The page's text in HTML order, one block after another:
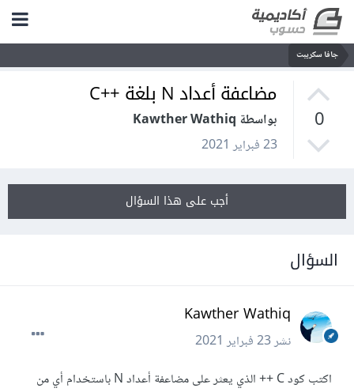
جافا سكريبت
0
مضاعفة أعداد N بلغة ++C
بواسطة Kawther Wathiq
23 فبراير 2021
أجب على هذا السؤال
السؤال
Kawther Wathiq
نشر23 فبراير 2021
اكتب كود C ++ الذي يعثر على مضاعفة أعداد N باستخدام أي من